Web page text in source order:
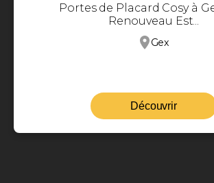
Portes de Placard Cosy à
Renouveau Est...
Gex
Découvrir